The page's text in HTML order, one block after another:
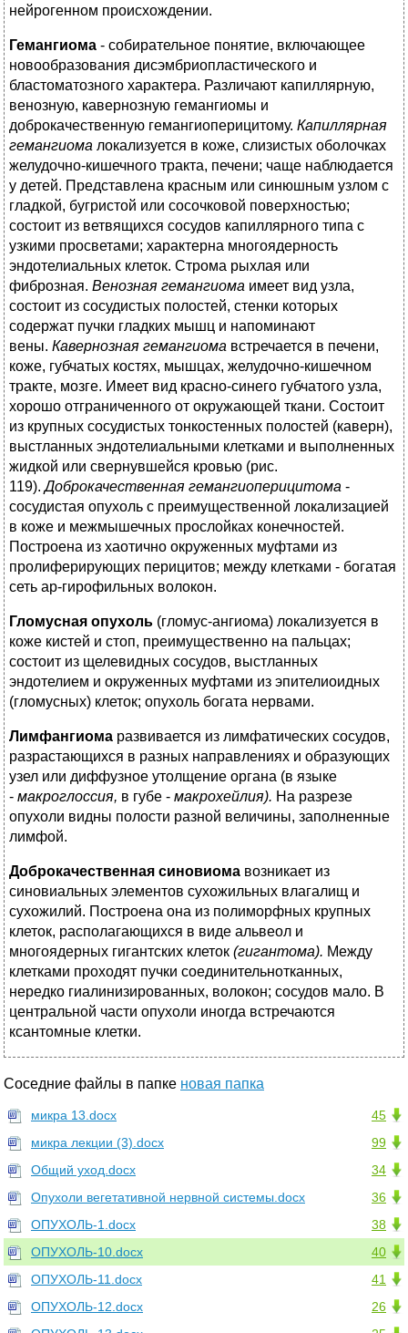
нейрогенном происхождении.
Гемангиома - собирательное понятие, включающее
новообразования дисэмбриопластического и
бластоматозного характера. Различают капиллярную,
венозную, кавернозную гемангиомы и
доброкачественную гемангиоперицитому. Капиллярная
гемангиома локализуется в коже, слизистых оболочках
желудочно-кишечного тракта, печени; чаще наблюдается
у детей. Представлена красным или синюшным узлом с
гладкой, бугристой или сосочковой поверхностью;
состоит из ветвящихся сосудов капиллярного типа с
узкими просветами; характерна многоядерность
эндотелиальных клеток. Строма рыхлая или
фиброзная. Венозная гемангиома имеет вид узла,
состоит из сосудистых полостей, стенки которых
содержат пучки гладких мышц и напоминают
вены. Кавернозная гемангиома встречается в печени,
коже, губчатых костях, мышцах, желудочно-кишечном
тракте, мозге. Имеет вид красно-синего губчатого узла,
хорошо отграниченного от окружающей ткани. Состоит
из крупных сосудистых тонкостенных полостей (каверн),
выстланных эндотелиальными клетками и выполненных
жидкой или свернувшейся кровью (рис.
119).Доброкачественная гемангиоперицитома -
сосудистая опухоль с преимущественной локализацией
в коже и межмышечных прослойках конечностей.
Построена из хаотично окруженных муфтами из
пролиферирующих перицитов; между клетками - богатая
сеть ар-гирофильных волокон.
Гломусная опухоль (гломус-ангиома) локализуется в
коже кистей и стоп, преимущественно на пальцах;
состоит из щелевидных сосудов, выстланных
эндотелием и окруженных муфтами из эпителиоидных
(гломусных) клеток; опухоль богата нервами.
Лимфангиома развивается из лимфатических сосудов,
разрастающихся в разных направлениях и образующих
узел или диффузное утолщение органа (в языке
- макроглоссия, в губе - макрохейлия). На разрезе
опухоли видны полости разной величины, заполненные
лимфой.
Доброкачественная синовиома возникает из
синовиальных элементов сухожильных влагалищ и
сухожилий. Построена она из полиморфных крупных
клеток, располагающихся в виде альвеол и
многоядерных гигантских клеток (гигантома). Между
клетками проходят пучки соединительнотканных,
нередко гиалинизированных, волокон; сосудов мало. В
центральной части опухоли иногда встречаются
ксантомные клетки.
Соседние файлы в папке новая папка
45
микра 13.docx
99
микра лекции (3).docx
34
Общий уход.docx
36
Опухоли вегетативной нервной системы.docx
38
ОПУХОЛЬ-1.docx
40
ОПУХОЛЬ-10.docx
41
ОПУХОЛЬ-11.docx
26
ОПУХОЛЬ-12.docx